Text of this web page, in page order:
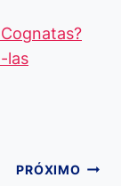
las
PRÓXIMO